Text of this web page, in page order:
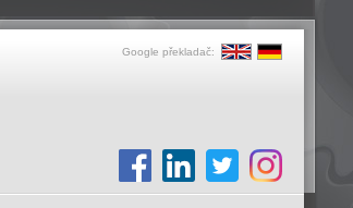
Google překladač: